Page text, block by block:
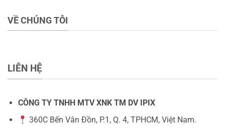
VỀ CHÚNG TÔI
LIÊN HỆ
CÔNG TY TNHH MTV XNK TM DV IPIX
360C Bến Vân Đồn, P.1, Q. 4, TPHCM, Việt Nam.